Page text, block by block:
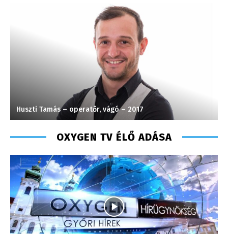
Huszti Tamás – operatőr, vágó – 2017
OXYGEN TV ÉLŐ ADÁSA